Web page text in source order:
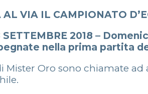
VIA IL CAMPIONATO
SETTEMBRE 2018 –
nella prima partita
Mister Oro sono chiamate